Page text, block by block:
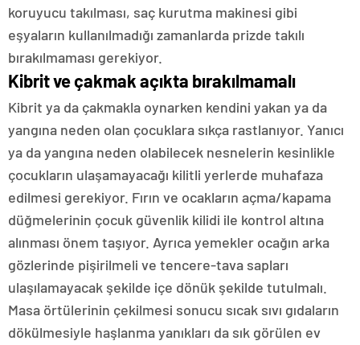
koruyucu takılması, saç kurutma makinesi gibi
eşyaların kullanılmadığı zamanlarda prizde takılı
bırakılmaması gerekiyor.
Kibrit ve çakmak açıkta bırakılmamalı
Kibrit ya da çakmakla oynarken kendini yakan ya da
yangına neden olan çocuklara sıkça rastlanıyor. Yanıcı
ya da yangına neden olabilecek nesnelerin kesinlikle
çocukların ulaşamayacağı kilitli yerlerde muhafaza
edilmesi gerekiyor. Fırın ve ocakların açma/kapama
düğmelerinin çocuk güvenlik kilidi ile kontrol altına
alınması önem taşıyor. Ayrıca yemekler ocağın arka
gözlerinde pişirilmeli ve tencere-tava sapları
ulaşılamayacak şekilde içe dönük şekilde tutulmalı.
Masa örtülerinin çekilmesi sonucu sıcak sıvı gıdaların
dökülmesiyle haşlanma yanıkları da sık görülen ev